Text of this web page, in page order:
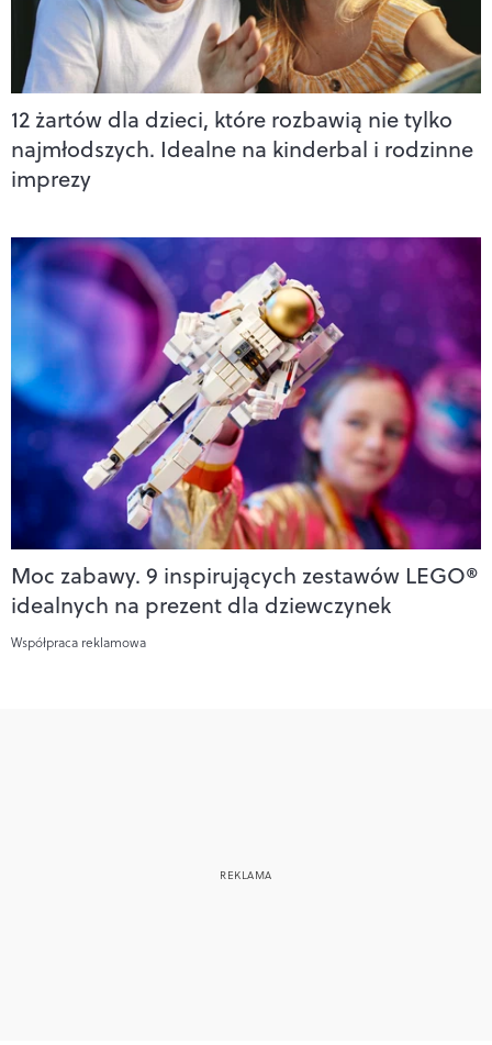
12 żartów dla dzieci, które rozbawią nie tylko
najmłodszych. Idealne na kinderbal i rodzinne
imprezy
Moc zabawy. 9 inspirujących zestawów LEGO®
idealnych na prezent dla dziewczynek
Współpraca reklamowa